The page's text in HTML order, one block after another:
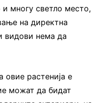
многу светло место,
на директна
видови нема да
овие растенија е
можат да бидат